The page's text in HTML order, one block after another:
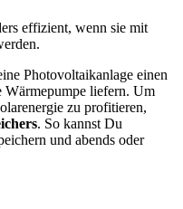
effizient, wenn sie mit
Photovoltaikanlage einen
Wärmepumpe liefern. Um
zu profitieren,
. So kannst Du
und abends oder